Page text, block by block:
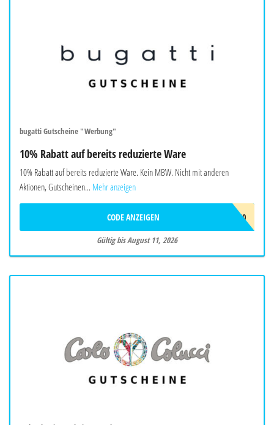
bugatti Gutscheine "Werbung"
10% Rabatt auf bereits reduzierte Ware
10% Rabatt auf bereits reduzierte Ware. Kein MBW. Nicht mit anderen
Aktionen, Gutscheinen... Mehr anzeigen
FINAL10
CODE ANZEIGEN
Gültig bis August 11, 2026